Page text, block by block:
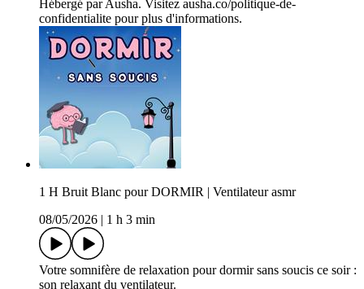
Hébergé par Ausha. Visitez ausha.co/politique-de-
confidentialite pour plus d'informations.
1 H Bruit Blanc pour DORMIR | Ventilateur asmr
08/05/2026
1 h 3 min
Votre somnifère de relaxation pour dormir sans soucis ce soir :
son relaxant du ventilateur.